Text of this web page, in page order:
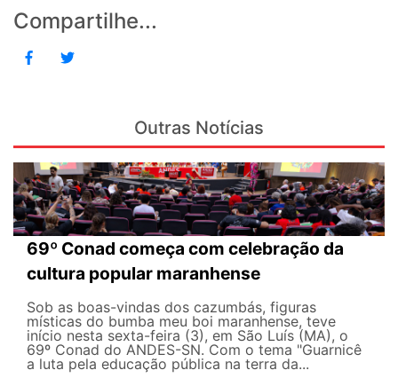
Compartilhe...
Outras Notícias
69º Conad começa com celebração da
cultura popular maranhense
Sob as boas-vindas dos cazumbás, figuras
místicas do bumba meu boi maranhense, teve
início nesta sexta-feira (3), em São Luís (MA), o
69º Conad do ANDES-SN. Com o tema "Guarnicê
a luta pela educação pública na terra da...